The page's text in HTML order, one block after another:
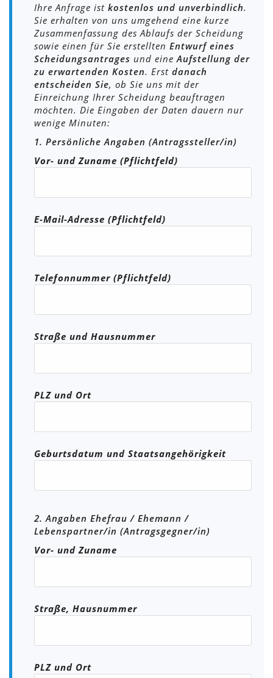
Ihre Anfrage ist kostenlos und unverbindlich.
Sie erhalten von uns umgehend eine kurze
Zusammenfassung des Ablaufs der Scheidung
sowie einen für Sie erstellten Entwurf eines
Scheidungsantrages und eineAufstellung der
zu erwartenden Kosten. Erst danach
entscheiden Sie, ob Sie uns mit der
Einreichung Ihrer Scheidung beauftragen
möchten. Die Eingaben der Daten dauern nur
wenige Minuten:
1. Persönliche Angaben (Antragssteller/in)
Vor- und Zuname (Pflichtfeld)
E-Mail-Adresse (Pflichtfeld)
Telefonnummer (Pflichtfeld)
Straße und Hausnummer
PLZ und Ort
Geburtsdatum und Staatsangehörigkeit
2. Angaben Ehefrau / Ehemann /
Lebenspartner/in (Antragsgegner/in)
Vor- und Zuname
Straße, Hausnummer
PLZ und Ort